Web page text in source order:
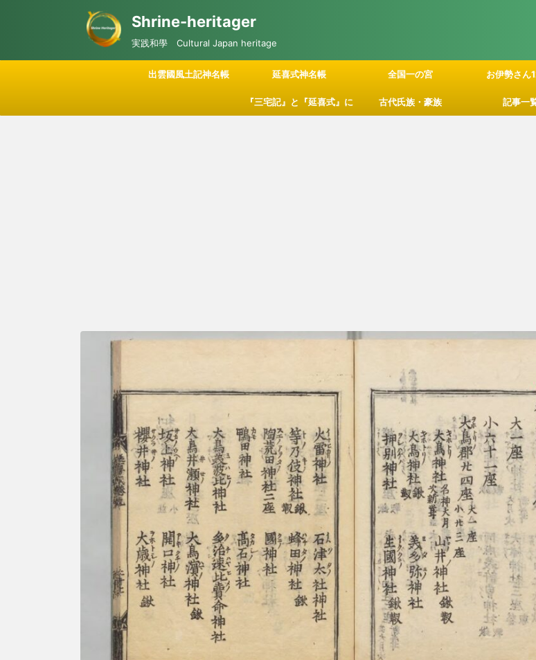
Shrine-heritager
実践和學 Cultural Japan heritage
出雲國風土記神名帳 延喜式神名帳 全国一の宮 お伊勢さん
『三宅記』と『延喜式』に 古代氏族・豪族 記事一